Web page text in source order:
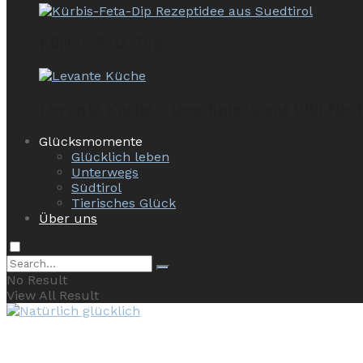
Glücksmomente
Glücklich leben
Unterwegs
Südtirol
Tierisches Glück
Über uns
No Result
View All Result